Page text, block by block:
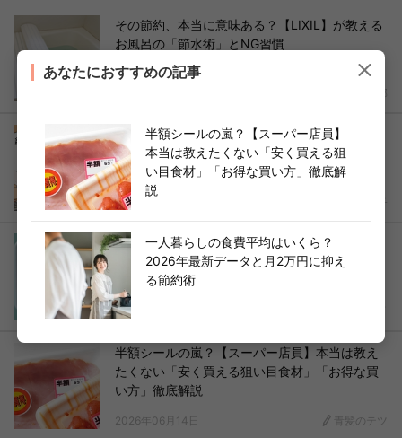
あなたにおすすめの記事
半額シールの嵐？【スーパー店員】
本当は教えたくない「安く買える狙
い目食材」「お得な買い方」徹底解
説
一人暮らしの食費平均はいくら？
2026年最新データと月2万円に抑え
る節約術
その節約、本当に意味ある？【LIXIL】が教える
お風呂の「節水術」とNG習慣
ヨムーノ 編集部
老後のお金の不安をなくすために65歳までにや
ること【20年お金持ちを取材したライターが解
説】
2026年06月24日
値上がりラッシュでも、食費を死守する人がや
めた習慣5選【20年取材したライターが教える
節約術】
2026年06月22日
半額シールの嵐？【スーパー店員】本当は教え
たくない「安く買える狙い目食材」「お得な買
い方」徹底解説
2026年06月14日 青髪のテツ